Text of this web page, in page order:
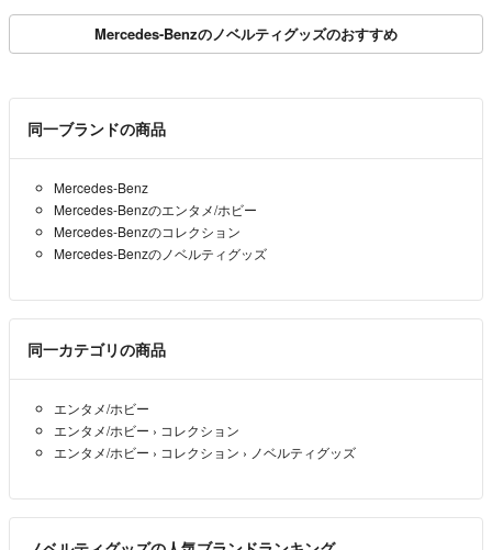
Mercedes-Benzのノベルティグッズのおすすめ
同一ブランドの商品
Mercedes-Benz
Mercedes-Benzのエンタメ/ホビー
Mercedes-Benzのコレクション
Mercedes-Benzのノベルティグッズ
同一カテゴリの商品
エンタメ/ホビー
エンタメ/ホビー › コレクション
エンタメ/ホビー › コレクション › ノベルティグッズ